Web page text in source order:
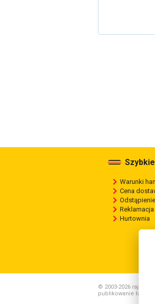
Warunki
Cena
Reklamacja
Hurtownia
© 2003-2026
publikowanie lub